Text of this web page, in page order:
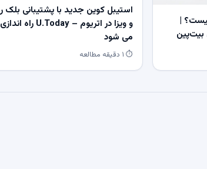
|
استیبل کوین جدید با پشتیبانی بلک
و ویزا در اتریوم – U.Today راه اندازی
می شود
⏱ ۱ دقیقه مطالعه